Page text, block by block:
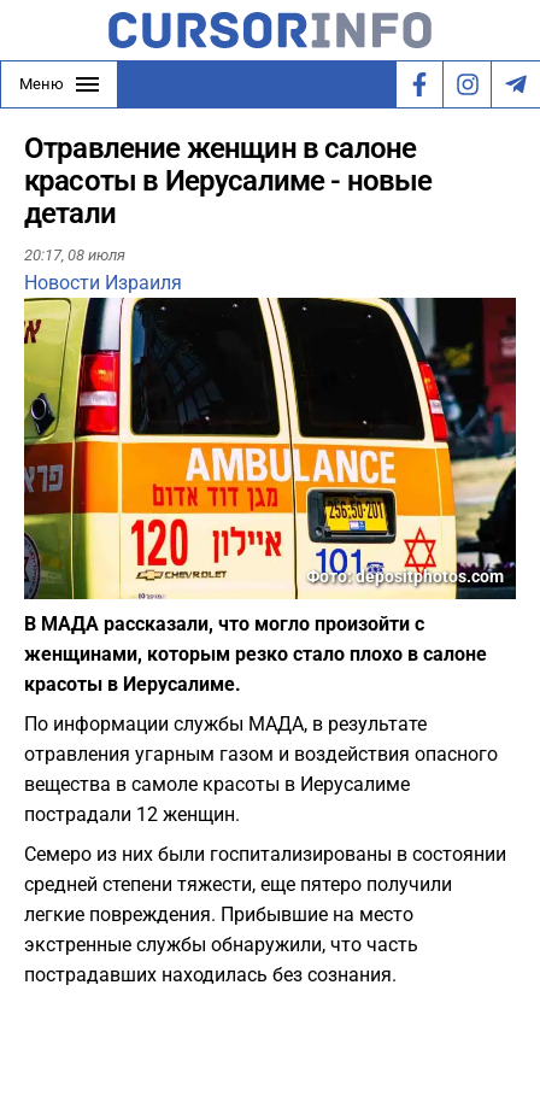
Меню
Отравление женщин в салоне
красоты в Иерусалиме - новые
детали
20:17, 08 июля
Новости Израиля
Фото: depositphotos.com
В МАДА рассказали, что могло произойти с
женщинами, которым резко стало плохо в салоне
красоты в Иерусалиме.
По информации службы МАДА, в результате
отравления угарным газом и воздействия опасного
вещества в самоле красоты в Иерусалиме
пострадали 12 женщин.
Семеро из них были госпитализированы в состоянии
средней степени тяжести, еще пятеро получили
легкие повреждения. Прибывшие на место
экстренные службы обнаружили, что часть
пострадавших находилась без сознания.